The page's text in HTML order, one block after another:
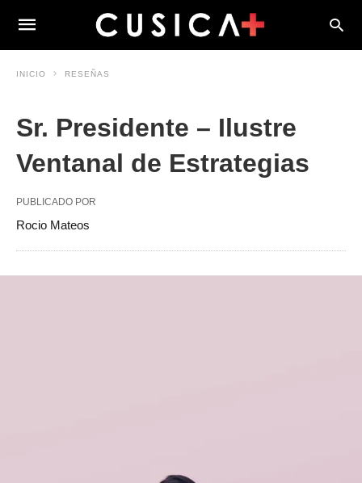
INICIO RESEÑAS
Sr. Presidente – Ilustre
Ventanal de Estrategias
PUBLICADO POR
Rocio Mateos